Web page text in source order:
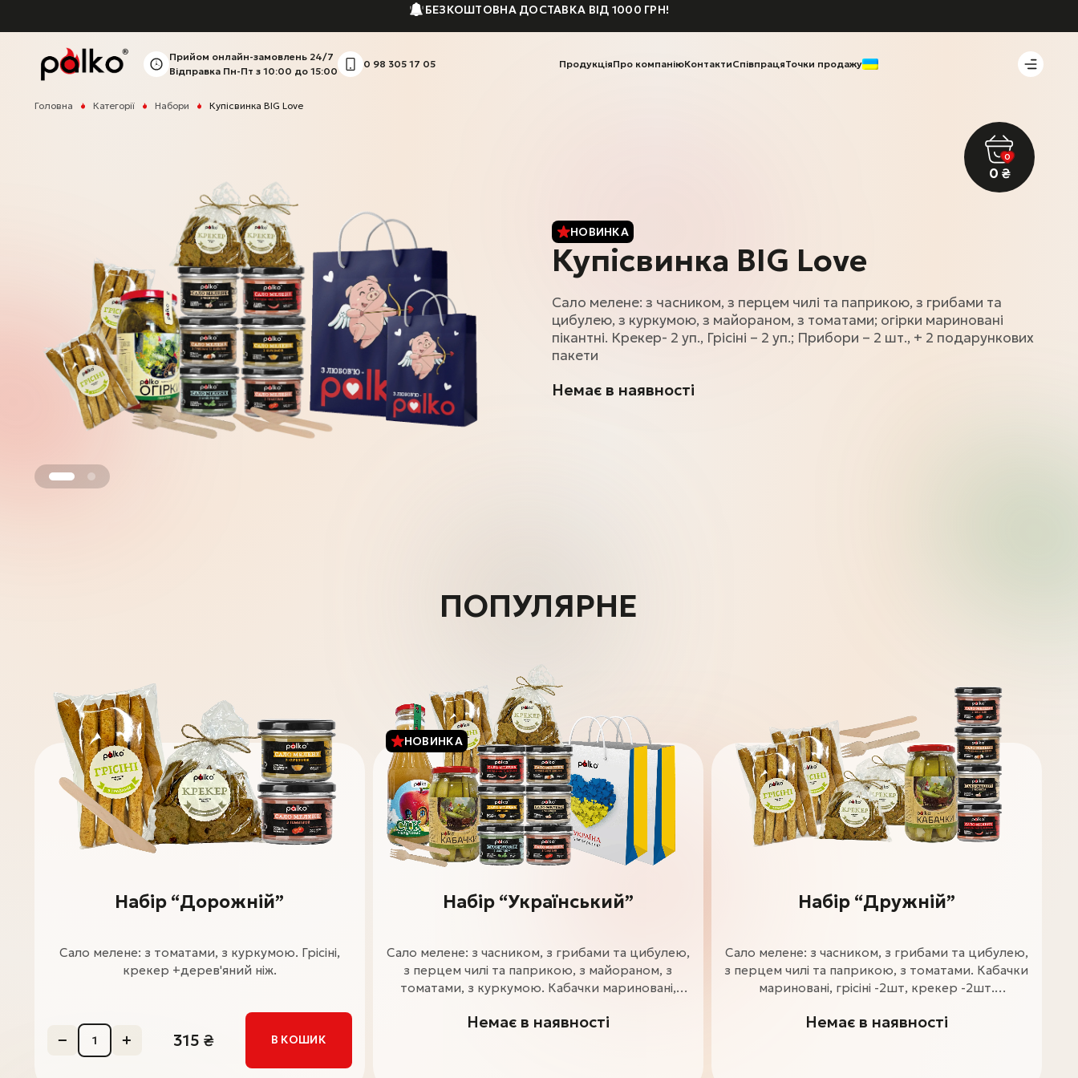
БЕЗКОШТОВНА ДОСТАВКА ВІД 1000 ГРН!
Прийом онлайн-замовлень 24/7
Відправка Пн-Пт з 10:00 до 15:00
0 98 305 17 05 ПродукціяПро компаніюКонтактиСпівпрацяТочки продажу
0
0 ₴
Головна Категорії Набори Купісвинка BIG Love
НОВИНКА
Купісвинка BIG Love
Сало мелене: з часником, з перцем чилі та паприкою, з грибами та
цибулею, з куркумою, з майораном, з томатами; огірки мариновані
пікантні. Крекер- 2 уп., Грісіні – 2 уп.; Прибори – 2 шт., + 2 подарункових
пакети
Немає в наявності
ПОПУЛЯРНЕ
Набір “Дорожній”
Сало мелене: з томатами, з куркумою. Грісіні,
крекер +дерев'яний ніж.
315 ₴ В КОШИК
НОВИНКА
Набір “Український”
Сало мелене: з часником, з грибами та цибулею,
з перцем чилі та паприкою, з майораном, з
томатами, з куркумою. Кабачки мариновані,
виделка. Пакет "Український"- 2 шт
Немає в наявності
Набір “Дружній”
Сало мелене: з часником, з грибами та цибулею,
з перцем чилі та паприкою, з томатами. Кабачки
мариновані, грісіні -2шт, крекер -2шт.
Немає в наявності